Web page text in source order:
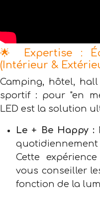
🌟 Expertise :
(Intérieur &
Camping, hôtel,
sportif : pour "en
LED est la solution
Le + Be Happy :
Cette
vous conseiller
fonction de la